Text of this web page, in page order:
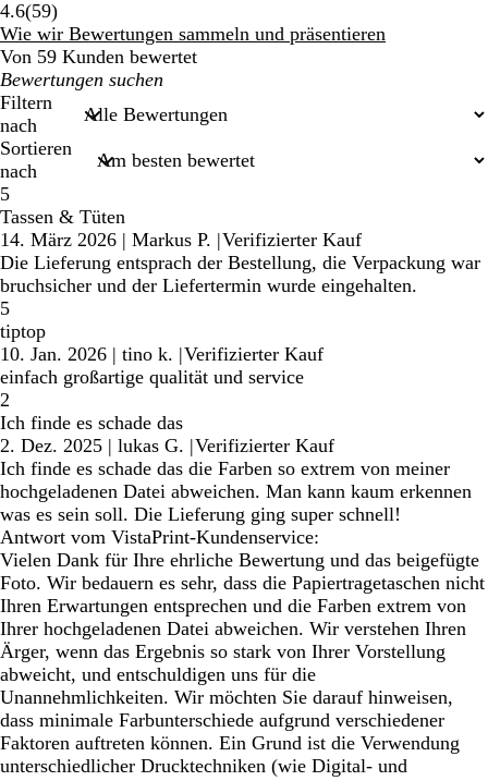
4.6(5959
Bewertungen
)
Wie wir Bewertungen sammeln und präsentieren
Von 59 Kunden bewertet
Meine
Sucheingaben
Filtern
nach
Sortieren
nach
5
Tassen & Tüten
14. März 2026 | Markus P. |Verifizierter Kauf
Die Lieferung entsprach der Bestellung, die Verpackung war
bruchsicher und der Liefertermin wurde eingehalten.
5
tiptop
10. Jan. 2026 | tino k. |Verifizierter Kauf
einfach großartige qualität und service
2
Ich finde es schade das
2. Dez. 2025 | lukas G. |Verifizierter Kauf
Ich finde es schade das die Farben so extrem von meiner
hochgeladenen Datei abweichen. Man kann kaum erkennen
was es sein soll. Die Lieferung ging super schnell!
Antwort vom VistaPrint-Kundenservice:
Vielen Dank für Ihre ehrliche Bewertung und das beigefügte
Foto. Wir bedauern es sehr, dass die Papiertragetaschen nicht
Ihren Erwartungen entsprechen und die Farben extrem von
Ihrer hochgeladenen Datei abweichen. Wir verstehen Ihren
Ärger, wenn das Ergebnis so stark von Ihrer Vorstellung
abweicht, und entschuldigen uns für die
Unannehmlichkeiten. Wir möchten Sie darauf hinweisen,
dass minimale Farbunterschiede aufgrund verschiedener
Faktoren auftreten können. Ein Grund ist die Verwendung
unterschiedlicher Drucktechniken (wie Digital- und